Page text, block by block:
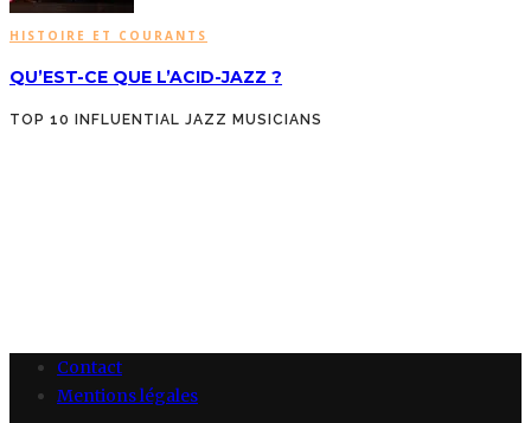
HISTOIRE ET COURANTS
QU’EST-CE QUE L’ACID-JAZZ ?
TOP 10 INFLUENTIAL JAZZ MUSICIANS
Contact
Mentions légales